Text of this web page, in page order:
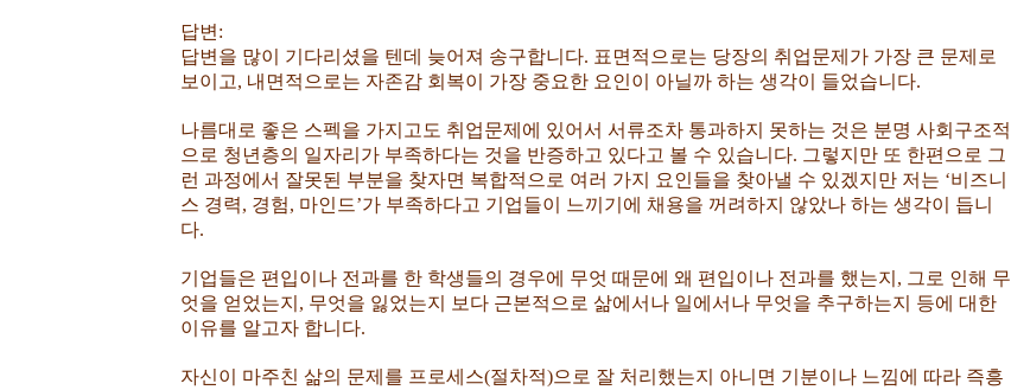
답변:
답변을 많이 기다리셨을 텐데 늦어져 송구합니다. 표면적으로는 당장의 취업문제가 가장 큰 문제로
보이고, 내면적으로는 자존감 회복이 가장 중요한 요인이 아닐까 하는 생각이 들었습니다.
나름대로 좋은 스펙을 가지고도 취업문제에 있어서 서류조차 통과하지 못하는 것은 분명 사회구조적
으로 청년층의 일자리가 부족하다는 것을 반증하고 있다고 볼 수 있습니다. 그렇지만 또 한편으로 그
런 과정에서 잘못된 부분을 찾자면 복합적으로 여러 가지 요인들을 찾아낼 수 있겠지만 저는 ‘비즈니
스 경력, 경험, 마인드’가 부족하다고 기업들이 느끼기에 채용을 꺼려하지 않았나 하는 생각이 듭니
다.
기업들은 편입이나 전과를 한 학생들의 경우에 무엇 때문에 왜 편입이나 전과를 했는지, 그로 인해 무
엇을 얻었는지, 무엇을 잃었는지 보다 근본적으로 삶에서나 일에서나 무엇을 추구하는지 등에 대한
이유를 알고자 합니다.
자신이 마주친 삶의 문제를 프로세스(절차적)으로 잘 처리했는지 아니면 기분이나 느낌에 따라 즉흥